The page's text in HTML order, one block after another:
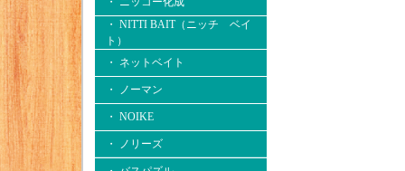
・ NITTI BAIT（ニッチ ベイ
ト）
・ ネットベイト
・ ノーマン
・ NOIKE
・ ノリーズ